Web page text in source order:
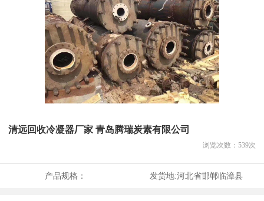
清远回收冷凝器厂家 青岛腾瑞炭素有限公司
浏览次数： 539次
产品规格： 发货地:河北省邯郸临漳县